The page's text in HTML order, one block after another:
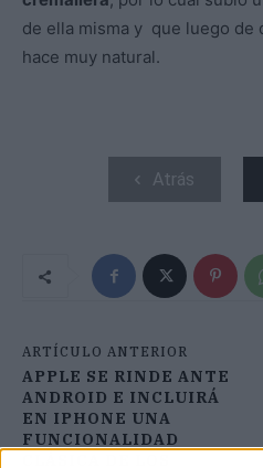
de ella misma y que luego de
hace muy natural.
Atrás
ARTÍCULO ANTERIOR
APPLE SE RINDE ANTE
ANDROID E INCLUIRÁ
EN IPHONE UNA
FUNCIONALIDAD